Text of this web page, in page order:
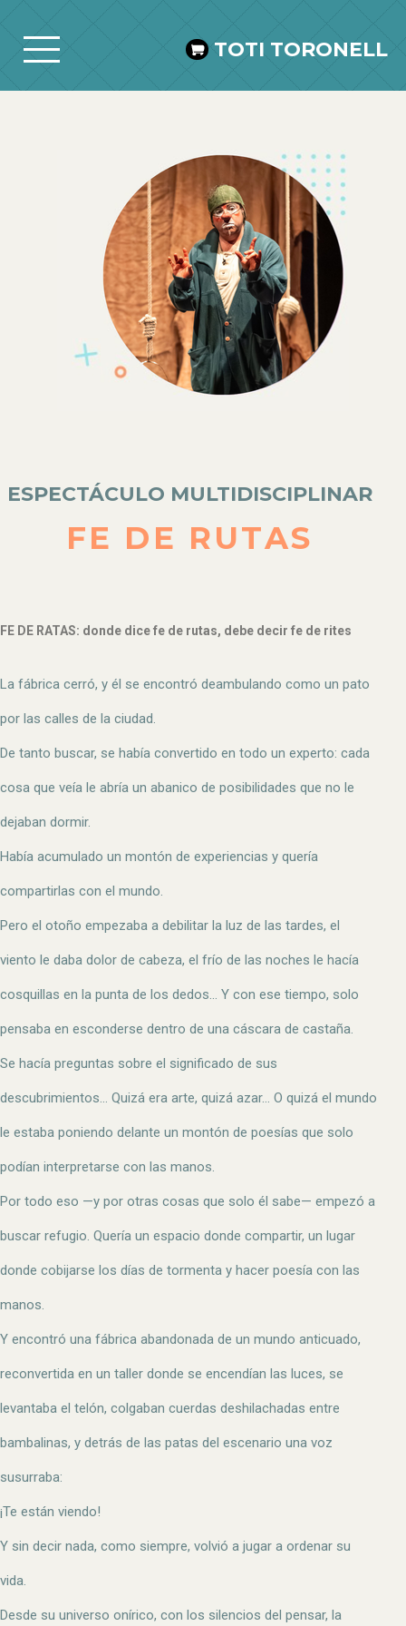
TOTI TORONELL
ESPECTÁCULO MULTIDISCIPLINAR
FE DE RUTAS
FE DE RATAS: donde dice fe de rutas, debe decir fe de rites
La fábrica cerró, y él se encontró deambulando como un pato
por las calles de la ciudad.
De tanto buscar, se había convertido en todo un experto: cada
cosa que veía le abría un abanico de posibilidades que no le
dejaban dormir.
Había acumulado un montón de experiencias y quería
compartirlas con el mundo.
Pero el otoño empezaba a debilitar la luz de las tardes, el
viento le daba dolor de cabeza, el frío de las noches le hacía
cosquillas en la punta de los dedos… Y con ese tiempo, solo
pensaba en esconderse dentro de una cáscara de castaña.
Se hacía preguntas sobre el significado de sus
descubrimientos… Quizá era arte, quizá azar… O quizá el mundo
le estaba poniendo delante un montón de poesías que solo
podían interpretarse con las manos.
Por todo eso —y por otras cosas que solo él sabe— empezó a
buscar refugio. Quería un espacio donde compartir, un lugar
donde cobijarse los días de tormenta y hacer poesía con las
manos.
Y encontró una fábrica abandonada de un mundo anticuado,
reconvertida en un taller donde se encendían las luces, se
levantaba el telón, colgaban cuerdas deshilachadas entre
bambalinas, y detrás de las patas del escenario una voz
susurraba:
¡Te están viendo!
Y sin decir nada, como siempre, volvió a jugar a ordenar su
vida.
Desde su universo onírico, con los silencios del pensar, la